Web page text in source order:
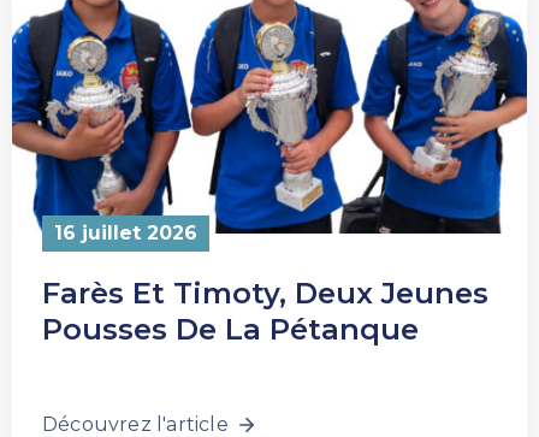
16 juillet 2026
Farès Et Timoty, Deux Jeunes
Pousses De La Pétanque
Découvrez l'article